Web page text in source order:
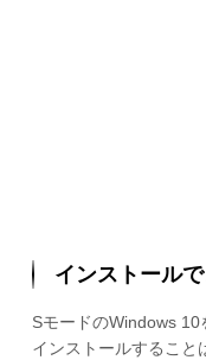
インストール
SモードのWindows
インストールすること